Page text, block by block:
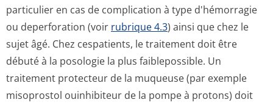
particulier en cas de complication à type d'hémorragie
ou deperforation (voir rubrique 4.3) ainsi que chez le
sujet âgé. Chez cespatients, le traitement doit être
débuté à la posologie la plus faiblepossible. Un
traitement protecteur de la muqueuse (par exemple
misoprostol ouinhibiteur de la pompe à protons) doit